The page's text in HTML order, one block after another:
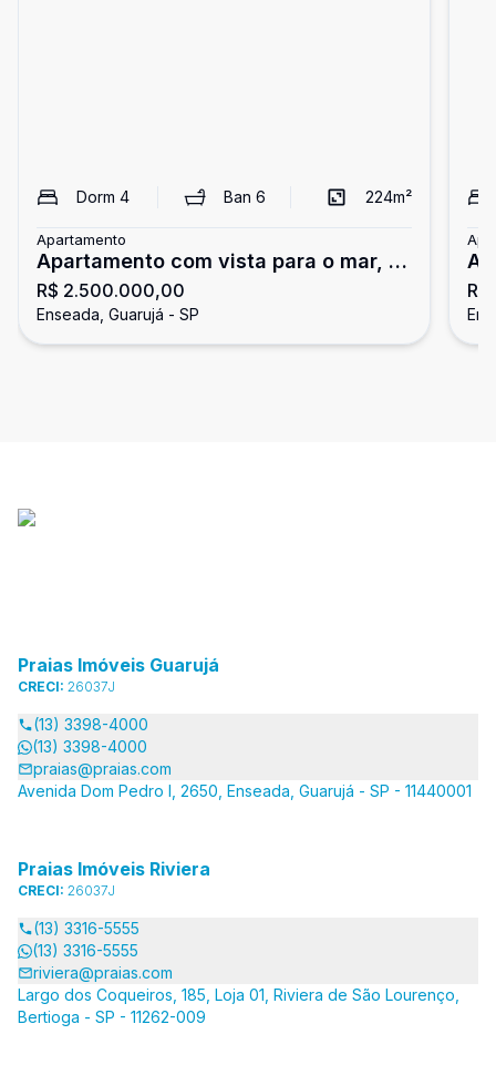
Dorm 4 Ban 6 224m²
Apartamento
Apartamento com vista para o mar, 4
dormitórios, Tortugas, Guarujá
R$ 2.500.000,00
Enseada, Guarujá - SP
Praias Imóveis Guarujá
CRECI: 26037J
(13) 3398-4000
(13) 3398-4000
praias@praias.com
Avenida Dom Pedro I, 2650, Enseada, Guarujá - SP - 11440001
Praias Imóveis Riviera
CRECI: 26037J
(13) 3316-5555
(13) 3316-5555
riviera@praias.com
Largo dos Coqueiros, 185, Loja 01, Riviera de São Lourenço,
Bertioga - SP - 11262-009